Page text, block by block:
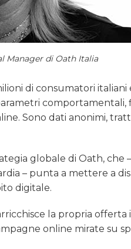
Manager di Oath Italia
di consumatori
Sono dati anonimi,
globale di Oath,
– punta a mettere a
digitale.
la propria
online mirate su